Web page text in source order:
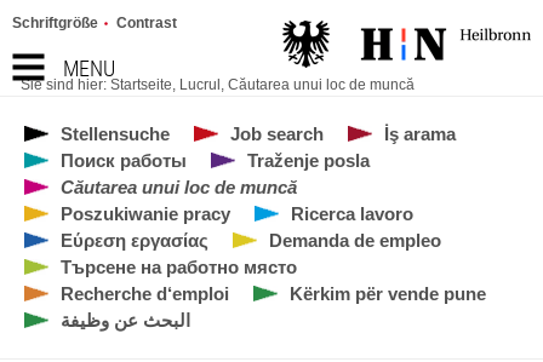
MENU
Schriftgröße Contrast
Sie sind hier: Startseite, Lucrul , Căutarea unui loc de muncă
Stellensuche Job search
İş arama
Поиск работы
Traženje posla
Căutarea unui loc de muncă
Poszukiwanie pracy
Ricerca lavoro
Εύρεση εργασίας
Demanda de empleo
Търсене на работно място
Recherche d‘emploi
Kërkim për vende pune
البحث عن وظيفة